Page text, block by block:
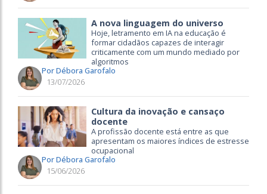
A nova linguagem do universo
Hoje, letramento em IA na educação é
formar cidadãos capazes de interagir
criticamente com um mundo mediado por
algoritmos
Por Débora Garofalo
13/07/2026
Cultura da inovação e cansaço
docente
A profissão docente está entre as que
apresentam os maiores índices de estresse
ocupacional
Por Débora Garofalo
15/06/2026